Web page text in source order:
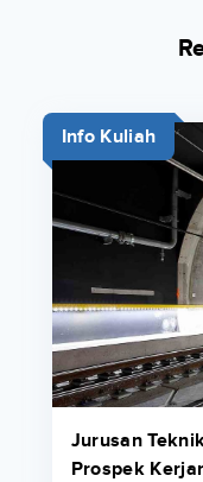
Info Kuliah
Jurusan
Prospek